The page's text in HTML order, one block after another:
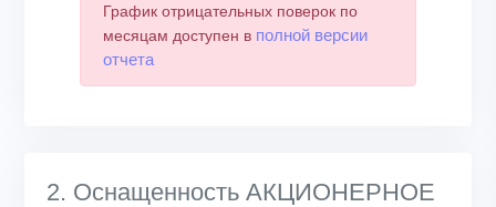
График отрицательных поверок по
месяцам доступен в полной версии
отчета
2. Оснащенность АКЦИОНЕРНОЕ